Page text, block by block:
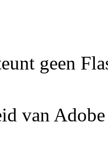
geen
van